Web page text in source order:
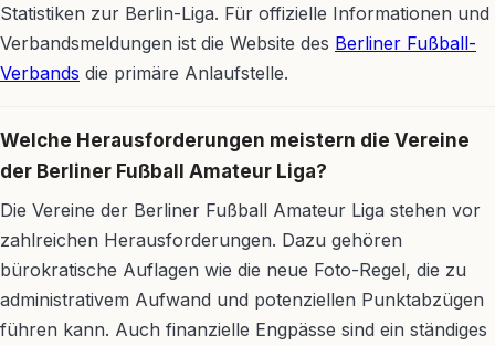
Statistiken zur Berlin-Liga. Für offizielle Informationen und
Verbandsmeldungen ist die Website des Berliner Fußball-
Verbands die primäre Anlaufstelle.
Welche Herausforderungen meistern die Vereine
der Berliner Fußball Amateur Liga?
Die Vereine der Berliner Fußball Amateur Liga stehen vor
zahlreichen Herausforderungen. Dazu gehören
bürokratische Auflagen wie die neue Foto-Regel, die zu
administrativem Aufwand und potenziellen Punktabzügen
führen kann. Auch finanzielle Engpässe sind ein ständiges